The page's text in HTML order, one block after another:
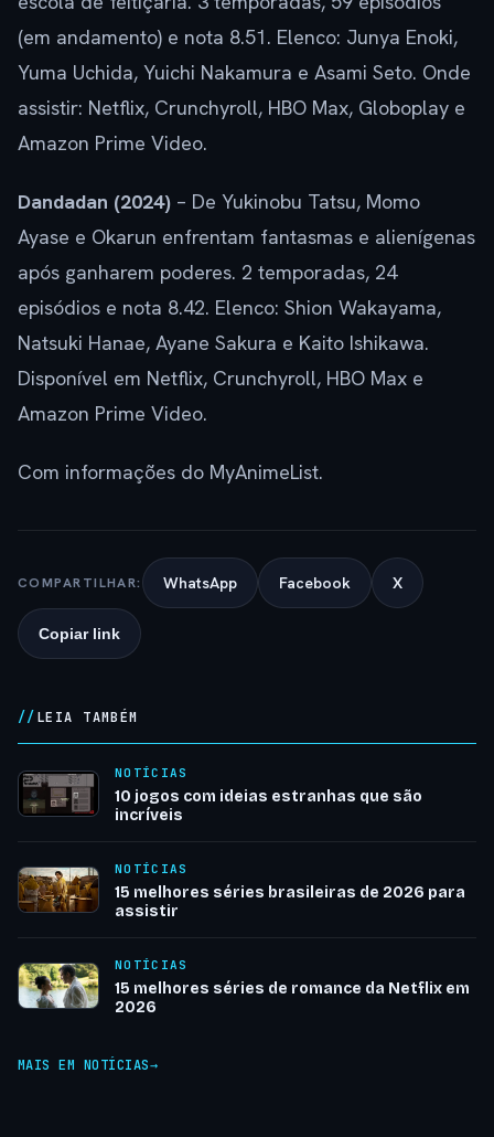
(em andamento) e nota 8.51. Elenco: Junya Enoki,
Yuma Uchida, Yuichi Nakamura e Asami Seto. Onde
assistir: Netflix, Crunchyroll, HBO Max, Globoplay e
Amazon Prime Video.
Dandadan (2024) – De Yukinobu Tatsu, Momo
Ayase e Okarun enfrentam fantasmas e alienígenas
após ganharem poderes. 2 temporadas, 24
episódios e nota 8.42. Elenco: Shion Wakayama,
Natsuki Hanae, Ayane Sakura e Kaito Ishikawa.
Disponível em Netflix, Crunchyroll, HBO Max e
Amazon Prime Video.
Com informações do MyAnimeList.
COMPARTILHAR: WhatsApp Facebook X
Copiar link
LEIA TAMBÉM
NOTÍCIAS
10 jogos com ideias estranhas que são
incríveis
NOTÍCIAS
15 melhores séries brasileiras de 2026 para
assistir
NOTÍCIAS
15 melhores séries de romance da Netflix em
2026
MAIS EM NOTÍCIAS